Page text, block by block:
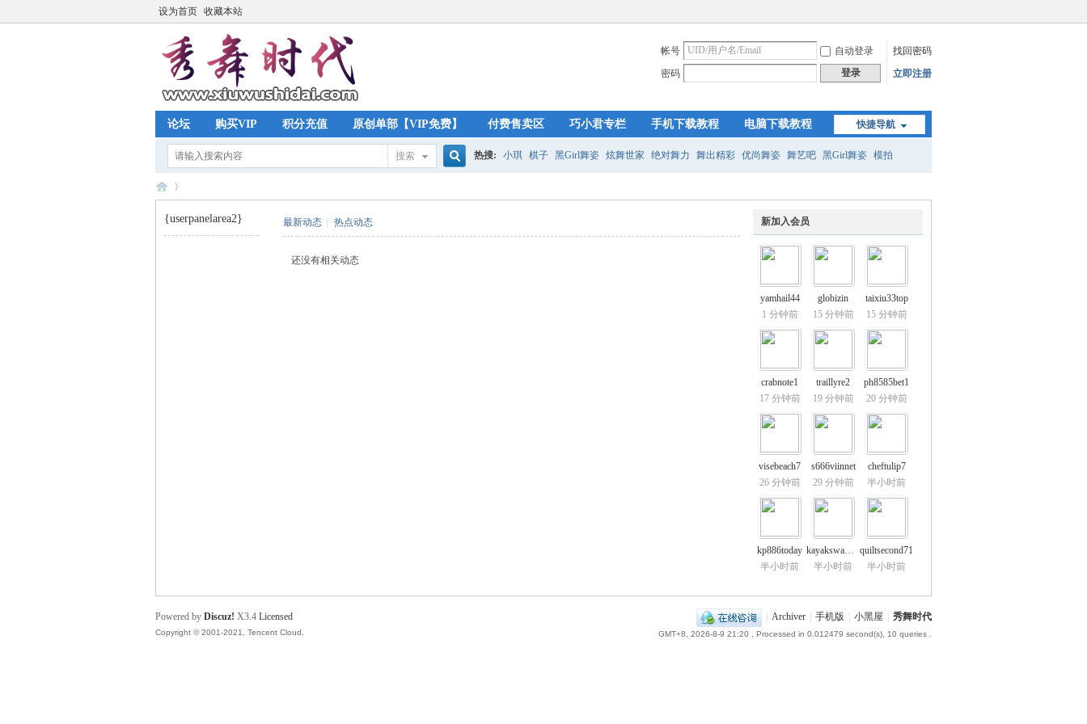
设为首页 收藏本站
帐号 自动登录
找回密码
密码
登录 立即注册
快捷导航
论坛 购买VIP 积分充值 原创单部【VIP免费】 付费售卖区 巧小君专栏 手机下载教程 电脑下载教程
搜索 热搜: 小琪 棋子 黑Girl舞姿 炫舞世家 绝对舞力 舞出精彩 优尚舞姿 舞艺吧 黑Girl舞姿 模拍
{userpanelarea2} 新加入会员
yamhail44
1 分钟前
globizin
15 分钟前
taixiu33top
15 分钟前
crabnote1
17 分钟前
traillyre2
19 分钟前
ph8585bet1
20 分钟前
visebeach7
26 分钟前
s666viinnet
29 分钟前
cheftulip7
半小时前
kp886today
半小时前
kayakswamp10
半小时前
quiltsecond71
半小时前
最新动态 热点动态
还没有相关动态
Archiver 手机版 小黑屋 秀舞时代
GMT+8, 2026-8-9 21:20 , Processed in 0.012479 second(s), 10 queries .
Powered by Discuz! X3.4 Licensed
Copyright © 2001-2021, Tencent Cloud.